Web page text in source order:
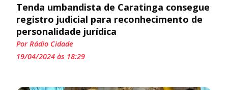
Tenda umbandista de Caratinga consegue
registro judicial para reconhecimento de
personalidade jurídica
Por Rádio Cidade
19/04/2024 às 18:29